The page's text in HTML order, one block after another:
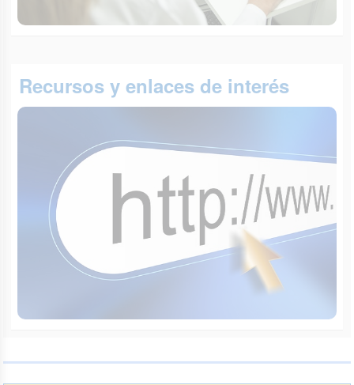
Recursos y enlaces de interés